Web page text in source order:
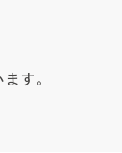
す。